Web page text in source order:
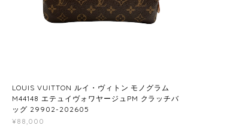
LOUIS VUITTON ルイ・ヴィトン モノグラム
M44148 エテュイヴォワヤージュPM クラッチバ
ッグ 29902-202605
¥88,000